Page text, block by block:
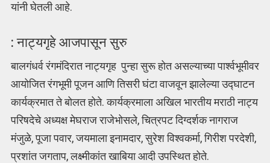
यांनी घेतली आहे.
: नाट्यगृहे आजपासून सुरु
बालगंधर्व रंगमंदिरात नाट्यगृह पुन्हा सुरू होत असल्याच्या पार्श्वभूमीवर
आयोजित रंगभूमी पूजन आणि तिसरी घंटा वाजवून झालेल्या उद्घाटन
कार्यक्रमात ते बोलत होते. कार्यक्रमाला अखिल भारतीय मराठी नाट्य
परिषदेचे अध्यक्ष मेघराज राजेभोसले, चित्रपट दिग्दर्शक नागराज
मंजुळे, पूजा पवार, जयमाला इनामदार, सुरेश विश्वकर्मा, गिरीश परदेशी,
प्रशांत जगताप, लक्ष्मीकांत खाबिया आदी उपस्थित होते.